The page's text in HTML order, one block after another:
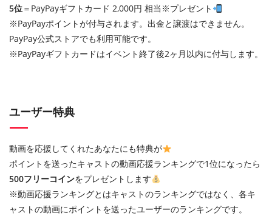
5位＝PayPayギフトカード 2,000円 相当※プレゼント
※PayPayポイントが付与されます。出金と譲渡はできません。
PayPay公式ストアでも利用可能です。
※PayPayギフトカードはイベント終了後2ヶ月以内に付与します。
ユーザー特典
動画を応援してくれたあなたにも特典が
ポイントを送ったキャストの動画応援ランキングで1位になったら
500フリーコインをプレゼントします
※動画応援ランキングとはキャストのランキングではなく、各キ
ャストの動画にポイントを送ったユーザーのランキングです。